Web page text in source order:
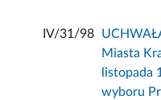
IV/31/98
Miasta
listopada
wyboru